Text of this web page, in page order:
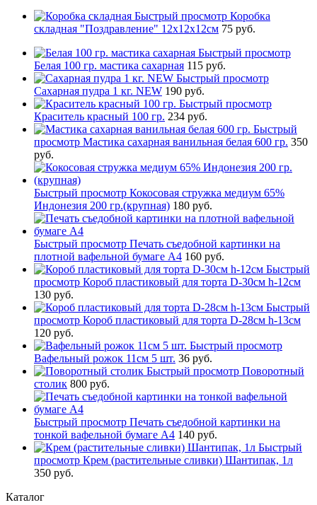
Быстрый просмотр Коробка
складная "Поздравление" 12х12х12см 75 руб.
Быстрый просмотр
Белая 100 гр. мастика сахарная 115 руб.
Быстрый просмотр
Сахарная пудра 1 кг. NEW 190 руб.
Быстрый просмотр
Краситель красный 100 гр. 234 руб.
Быстрый
просмотр Мастика сахарная ванильная белая 600 гр. 350
руб.
Быстрый просмотр Кокосовая стружка медиум 65%
Индонезия 200 гр.(крупная) 180 руб.
Быстрый просмотр Печать съедобной картинки на
плотной вафельной бумаге А4 160 руб.
Быстрый
просмотр Короб пластиковый для торта D-30см h-12см
130 руб.
Быстрый
просмотр Короб пластиковый для торта D-28см h-13см
120 руб.
Быстрый просмотр
Вафельный рожок 11см 5 шт. 36 руб.
Быстрый просмотр Поворотный
столик 800 руб.
Быстрый просмотр Печать съедобной картинки на
тонкой вафельной бумаге А4 140 руб.
Быстрый
просмотр Крем (растительные сливки) Шантипак, 1л
350 руб.
Каталог